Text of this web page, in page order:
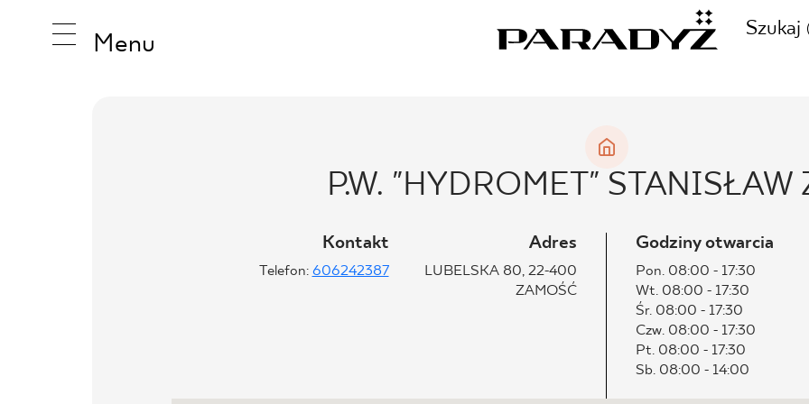
Menu
Szukaj
INSPIRACJE
PRODUKTY
ZADZWOŃ DO NAS
+48
SKLEP INTERNETOWY
44 736
P.W. "HYDROMET" STANISŁAW
Kontakt
Telefon: 606242387
Adres
LUBELSKA 80, 22-400
ZAMOŚĆ
Godziny otwarcia
Pon. 08:00 - 17:30
Wt. 08:00 - 17:30
Śr. 08:00 - 17:30
Czw. 08:00 - 17:30
Pt. 08:00 - 17:30
Sb. 08:00 - 14:00